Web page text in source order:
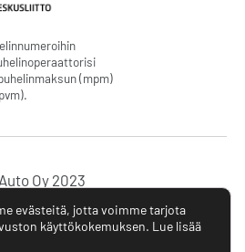
(mpm)
Oy 2023
evästeitä, jotta voimme tarjota
käyttökokemuksen. Lue lisää